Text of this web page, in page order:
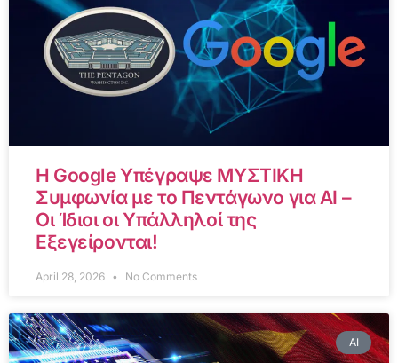
Η Google Υπέγραψε ΜΥΣΤΙΚΗ
Συμφωνία με το Πεντάγωνο για AI –
Οι Ίδιοι οι Υπάλληλοί της
Εξεγείρονται!
April 28, 2026 No Comments
AI